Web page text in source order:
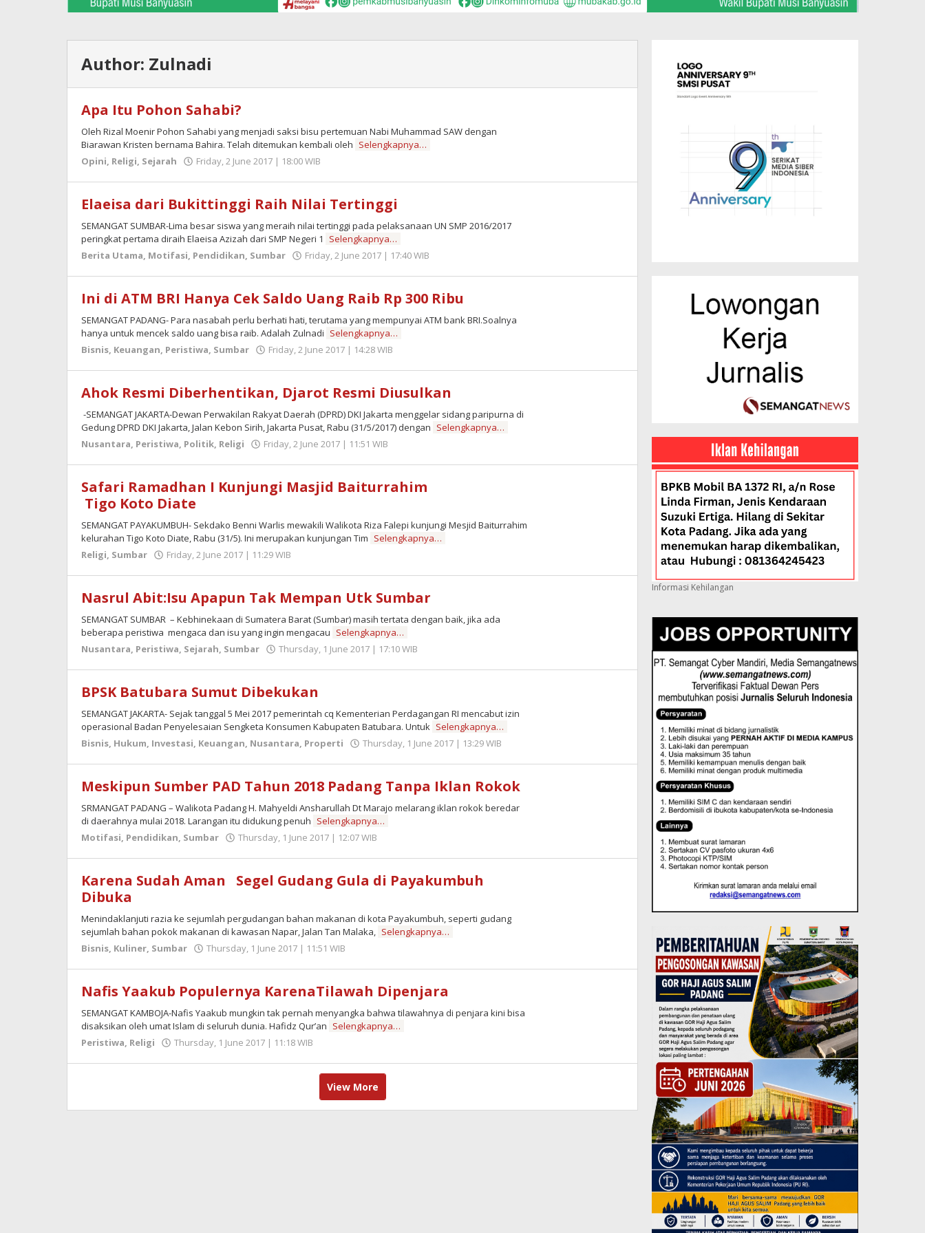
Author: Zulnadi
Apa Itu Pohon Sahabi?
Oleh Rizal Moenir Pohon Sahabi yang menjadi saksi bisu pertemuan Nabi Muhammad SAW dengan
Biarawan Kristen bernama Bahira. Telah ditemukan kembali oleh Selengkapnya…
Opini, Religi, Sejarah Friday, 2 June 2017 | 18:00 WIB
Elaeisa dari Bukittinggi Raih Nilai Tertinggi
SEMANGAT SUMBAR-Lima besar siswa yang meraih nilai tertinggi pada pelaksanaan UN SMP 2016/2017
peringkat pertama diraih Elaeisa Azizah dari SMP Negeri 1
Selengkapnya…
Berita Utama, Motifasi, Pendidikan, Sumbar Friday, 2 June 2017 | 17:40 WIB
Ini di ATM BRI Hanya Cek Saldo Uang Raib Rp 300 Ribu
SEMANGAT PADANG- Para nasabah perlu berhati hati, terutama yang mempunyai ATM bank BRI.Soalnya
hanya untuk mencek saldo uang bisa raib. Adalah Zulnadi Selengkapnya…
Bisnis, Keuangan, Peristiwa, Sumbar Friday, 2 June 2017 | 14:28 WIB
Ahok Resmi Diberhentikan, Djarot Resmi Diusulkan
-SEMANGAT JAKARTA-Dewan Perwakilan Rakyat Daerah (DPRD) DKI Jakarta menggelar sidang paripurna di
Gedung DPRD DKI Jakarta, Jalan Kebon Sirih, Jakarta Pusat, Rabu (31/5/2017) dengan Selengkapnya…
Nusantara, Peristiwa, Politik, Religi Friday, 2 June 2017 | 11:51 WIB
Safari Ramadhan I Kunjungi Masjid Baiturrahim
Tigo Koto Diate
SEMANGAT PAYAKUMBUH- Sekdako Benni Warlis mewakili Walikota Riza Falepi kunjungi Mesjid Baiturrahim
kelurahan Tigo Koto Diate, Rabu (31/5). Ini merupakan kunjungan Tim Selengkapnya…
Religi, Sumbar Friday, 2 June 2017 | 11:29 WIB
Nasrul Abit:Isu Apapun Tak Mempan Utk Sumbar
SEMANGAT SUMBAR – Kebhinekaan di Sumatera Barat (Sumbar) masih tertata dengan baik, jika ada
beberapa peristiwa mengaca dan isu yang ingin mengacau Selengkapnya…
Nusantara, Peristiwa, Sejarah, Sumbar Thursday, 1 June 2017 | 17:10 WIB
BPSK Batubara Sumut Dibekukan
SEMANGAT JAKARTA- Sejak tanggal 5 Mei 2017 pemerintah cq Kementerian Perdagangan RI mencabut izin
operasional Badan Penyelesaian Sengketa Konsumen Kabupaten Batubara. Untuk Selengkapnya…
Bisnis, Hukum, Investasi, Keuangan, Nusantara, Properti Thursday, 1 June 2017 | 13:29 WIB
Meskipun Sumber PAD Tahun 2018 Padang Tanpa Iklan Rokok
SRMANGAT PADANG – Walikota Padang H. Mahyeldi Ansharullah Dt Marajo melarang iklan rokok beredar
di daerahnya mulai 2018. Larangan itu didukung penuh Selengkapnya…
Motifasi, Pendidikan, Sumbar Thursday, 1 June 2017 | 12:07 WIB
Karena Sudah Aman Segel Gudang Gula di Payakumbuh
Dibuka
Menindaklanjuti razia ke sejumlah pergudangan bahan makanan di kota Payakumbuh, seperti gudang
sejumlah bahan pokok makanan di kawasan Napar, Jalan Tan Malaka, Selengkapnya…
Bisnis, Kuliner, Sumbar Thursday, 1 June 2017 | 11:51 WIB
Nafis Yaakub Populernya KarenaTilawah Dipenjara
SEMANGAT KAMBOJA-Nafis Yaakub mungkin tak pernah menyangka bahwa tilawahnya di penjara kini bisa
disaksikan oleh umat Islam di seluruh dunia. Hafidz Qur’an Selengkapnya…
Peristiwa, Religi Thursday, 1 June 2017 | 11:18 WIB
View More
Informasi Kehilangan